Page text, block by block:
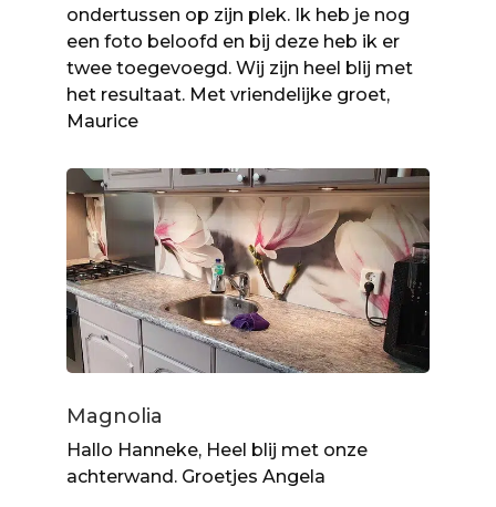
ondertussen op zijn plek. Ik heb je nog
een foto beloofd en bij deze heb ik er
twee toegevoegd. Wij zijn heel blij met
het resultaat. Met vriendelijke groet,
Maurice
Magnolia
Hallo Hanneke, Heel blij met onze
achterwand. Groetjes Angela